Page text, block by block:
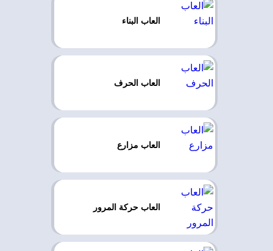
العاب البناء
العاب الحرف
العاب مزارع
العاب حركة المرور